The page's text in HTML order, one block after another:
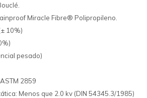
Miracle Fibre® Polipropileno.
10%)
pesado)
2859
Menos que 2.0 kv (DIN 54345.3/1985)